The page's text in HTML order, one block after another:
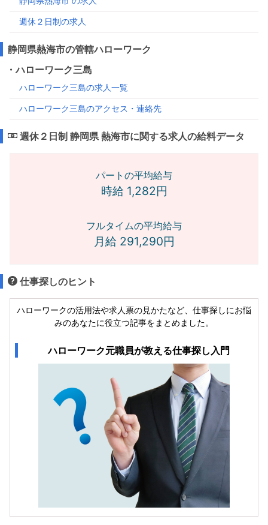
週休２日制の求人
静岡県熱海市の管轄ハローワーク
・ハローワーク三島
ハローワーク三島の求人一覧
ハローワーク三島のアクセス・連絡先
週休２日制 静岡県 熱海市に関する求人の給料データ
パートの平均給与
時給 1,282円
フルタイムの平均給与
月給 291,290円
仕事探しのヒント
ハローワークの活用法や求人票の見かたなど、仕事探しにお悩
みのあなたに役立つ記事をまとめました。
ハローワーク元職員が教える仕事探し入門